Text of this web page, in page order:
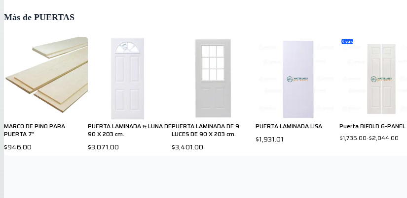
Más de PUERTAS
MARCO DE PINO PARA
PUERTA 7"
$946.00
PUERTA LAMINADA ½ LUNA DE
90 X 203 cm.
$3,071.00
PUERTA LAMINADA DE 9
LUCES DE 90 X 203 cm.
$3,401.00
PUERTA LAMINADA LISA
$1,931.01
3 var.
Puerta BIFOLD 6-PANEL
$1,735.00-$2,044.00